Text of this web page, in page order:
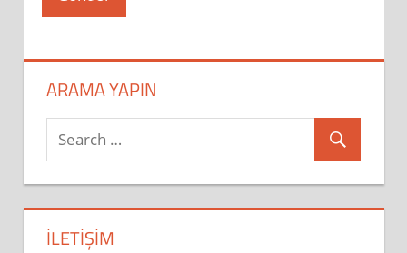
ARAMA YAPIN
İLETIŞIM